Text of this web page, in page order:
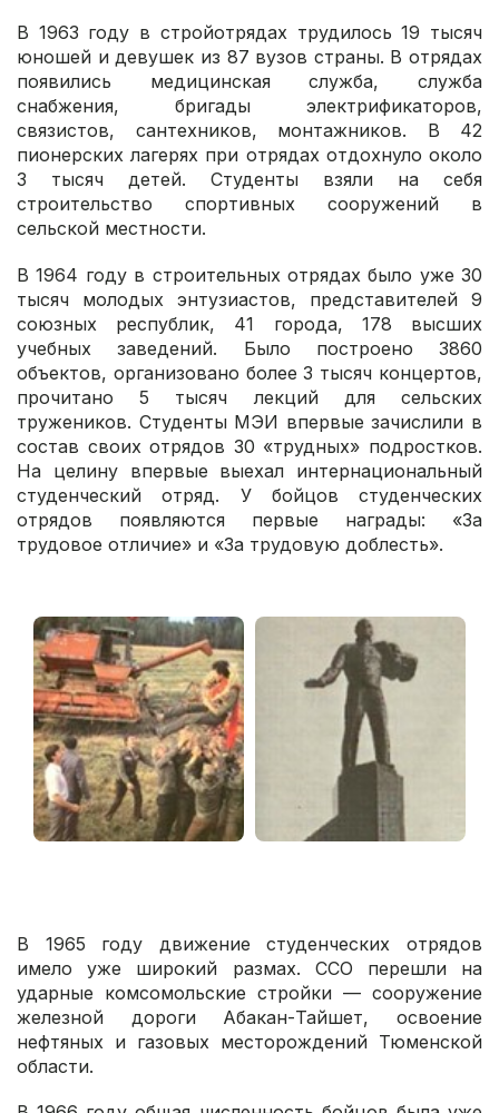
В 1963 году в стройотрядах трудилось 19 тысяч
юношей и девушек из 87 вузов страны. В отрядах
появились медицинская служба, служба
снабжения, бригады электрификаторов,
связистов, сантехников, монтажников. В 42
пионерских лагерях при отрядах отдохнуло около
3 тысяч детей. Студенты взяли на себя
строительство спортивных сооружений в
сельской местности.
В 1964 году в строительных отрядах было уже 30
тысяч молодых энтузиастов, представителей 9
союзных республик, 41 города, 178 высших
учебных заведений. Было построено 3860
объектов, организовано более 3 тысяч концертов,
прочитано 5 тысяч лекций для сельских
тружеников. Студенты МЭИ впервые зачислили в
состав своих отрядов 30 «трудных» подростков.
На целину впервые выехал интернациональный
студенческий отряд. У бойцов студенческих
отрядов появляются первые награды: «За
трудовое отличие» и «За трудовую доблесть».
В 1965 году движение студенческих отрядов
имело уже широкий размах. ССО перешли на
ударные комсомольские стройки — сооружение
железной дороги Абакан-Тайшет, освоение
нефтяных и газовых месторождений Тюменской
области.